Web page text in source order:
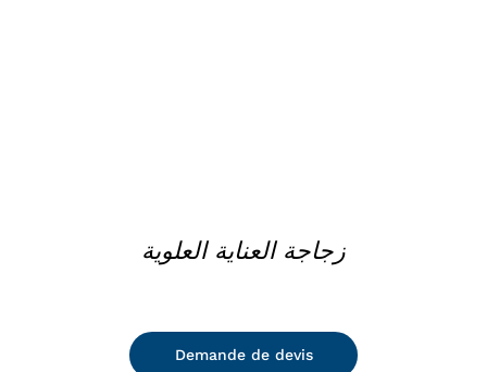
زجاجة العناية العلوية
Demande de devis